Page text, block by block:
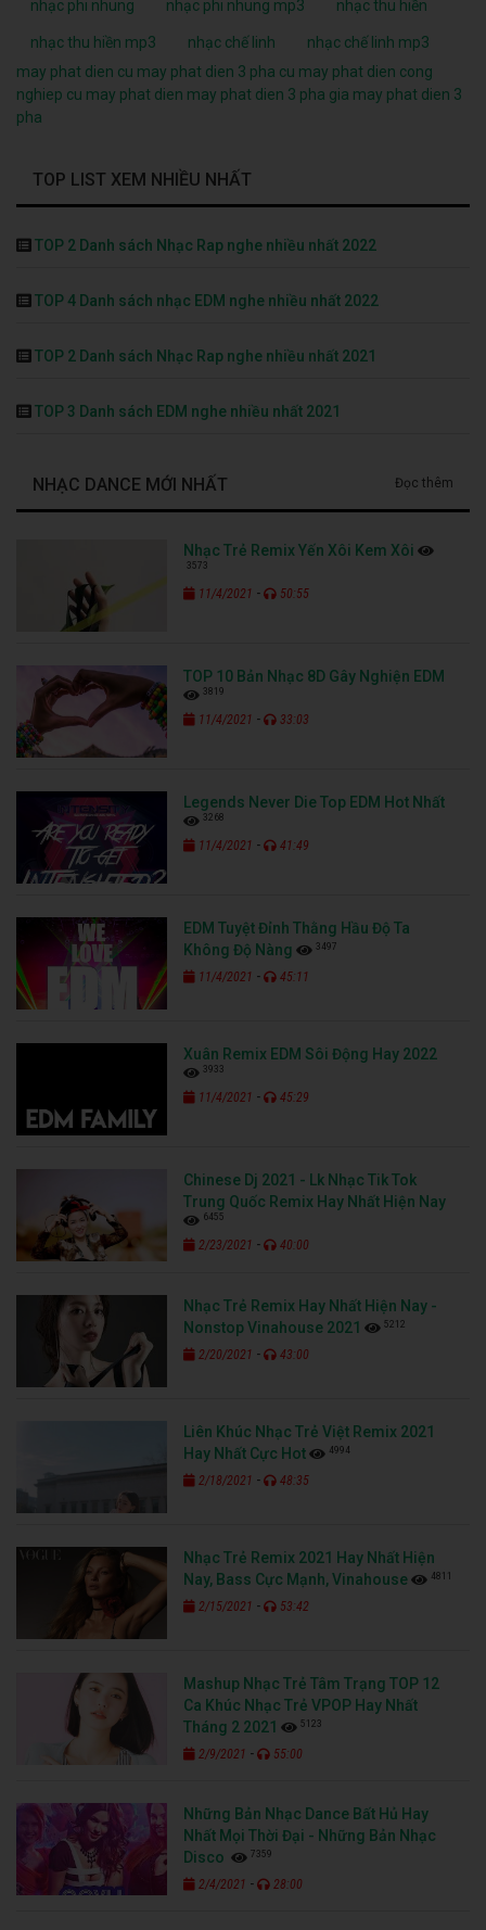
nhạc phi nhung nhạc phi nhung mp3 nhạc thu hiền
nhạc thu hiền mp3 nhạc chế linh
nhạc chế linh mp3
may phat dien cu may phat dien 3 pha cu may phat dien cong
nghiep cu may phat dien may phat dien 3 pha gia may phat dien 3
pha
TOP LIST XEM NHIỀU NHẤT
TOP 2 Danh sách Nhạc Rap nghe nhiều nhất 2022
TOP 4 Danh sách nhạc EDM nghe nhiều nhất 2022
TOP 2 Danh sách Nhạc Rap nghe nhiều nhất 2021
TOP 3 Danh sách EDM nghe nhiều nhất 2021
NHẠC DANCE MỚI NHẤT Đọc thêm
Nhạc Trẻ Remix Yến Xôi Kem Xôi
3573
11/4/2021 - 50:55
TOP 10 Bản Nhạc 8D Gây Nghiện EDM
3819
11/4/2021 - 33:03
Legends Never Die Top EDM Hot Nhất
3268
11/4/2021 - 41:49
EDM Tuyệt Đỉnh Thằng Hầu Độ Ta
Không Độ Nàng
3497
11/4/2021 - 45:11
Xuân Remix EDM Sôi Động Hay 2022
3933
11/4/2021 - 45:29
Chinese Dj 2021 - Lk Nhạc Tik Tok
Trung Quốc Remix Hay Nhất Hiện Nay
6455
2/23/2021 - 40:00
Nhạc Trẻ Remix Hay Nhất Hiện Nay -
Nonstop Vinahouse 2021
5212
2/20/2021 - 43:00
Liên Khúc Nhạc Trẻ Việt Remix 2021
Hay Nhất Cực Hot
4994
2/18/2021 - 48:35
Nhạc Trẻ Remix 2021 Hay Nhất Hiện
Nay, Bass Cực Mạnh, Vinahouse
4811
2/15/2021 - 53:42
Mashup Nhạc Trẻ Tâm Trạng TOP 12
Ca Khúc Nhạc Trẻ VPOP Hay Nhất
Tháng 2 2021
5123
2/9/2021 - 55:00
Những Bản Nhạc Dance Bất Hủ Hay
Nhất Mọi Thời Đại - Những Bản Nhạc
Disco
7359
2/4/2021 - 28:00